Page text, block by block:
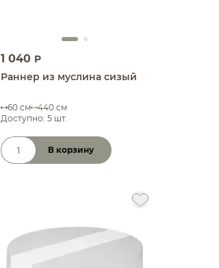
1 040 P
Раннер из муслина сизый
60 см
440 см
Доступно: 5 шт.
Количество товара
В корзину